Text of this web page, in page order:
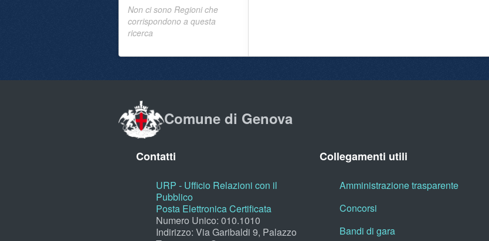
Non ci sono Regioni che
corrispondono a questa
ricerca
Comune di Genova
Contatti
URP - Ufficio Relazioni con il
Pubblico
Posta Elettronica Certificata
Numero Unico: 010.1010
Indirizzo: Via Garibaldi 9, Palazzo
Collegamenti utili
Amministrazione trasparente
Concorsi
Bandi di gara